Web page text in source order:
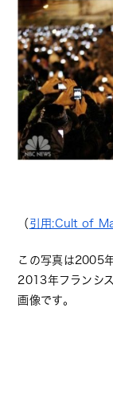
（ 引用:Cult of
この写真は2005
2013年フランシ
画像です。